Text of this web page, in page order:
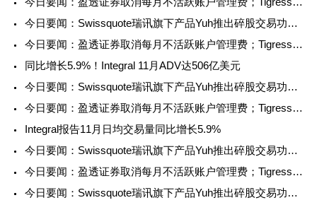
今日要闻：Swissquote瑞讯旗下产品Yuh推出碎股交易功能；A
今日要闻：盈透证券取消每月不活跃账户管理费；Tigress Fi
同比增长5.9%！Integral 11月ADV达506亿美元
今日要闻：Swissquote瑞讯旗下产品Yuh推出碎股交易功能；A
今日要闻：盈透证券取消每月不活跃账户管理费；Tigress Fi
Integral报告11月日均交易量同比增长5.9%
今日要闻：Swissquote瑞讯旗下产品Yuh推出碎股交易功能；A
今日要闻：盈透证券取消每月不活跃账户管理费；Tigress Fi
今日要闻：Swissquote瑞讯旗下产品Yuh推出碎股交易功能；A